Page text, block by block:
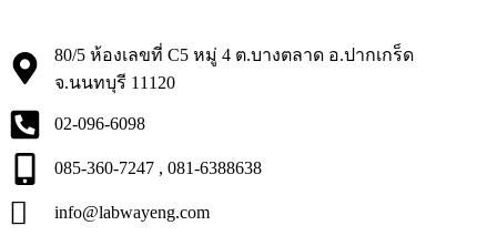
80/5 ห้องเลขที่ C5 หมู่ 4 ต.บางตลาด อ.ปากเกร็ด
จ.นนทบุรี 11120
02-096-6098
085-360-7247 , 081-6388638
info@labwayeng.com